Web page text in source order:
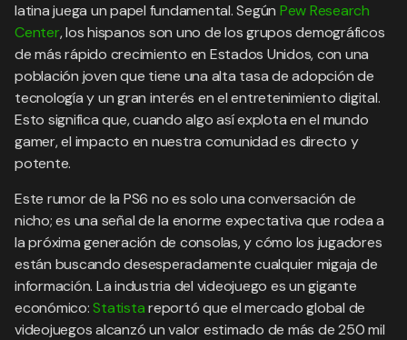
latina juega un papel fundamental. Según Pew Research
Center, los hispanos son uno de los grupos demográficos
de más rápido crecimiento en Estados Unidos, con una
población joven que tiene una alta tasa de adopción de
tecnología y un gran interés en el entretenimiento digital.
Esto significa que, cuando algo así explota en el mundo
gamer, el impacto en nuestra comunidad es directo y
potente.
Este rumor de la PS6 no es solo una conversación de
nicho; es una señal de la enorme expectativa que rodea a
la próxima generación de consolas, y cómo los jugadores
están buscando desesperadamente cualquier migaja de
información. La industria del videojuego es un gigante
económico:Statistareportó que el mercado global de
videojuegos alcanzó un valor estimado de más de 250 mil